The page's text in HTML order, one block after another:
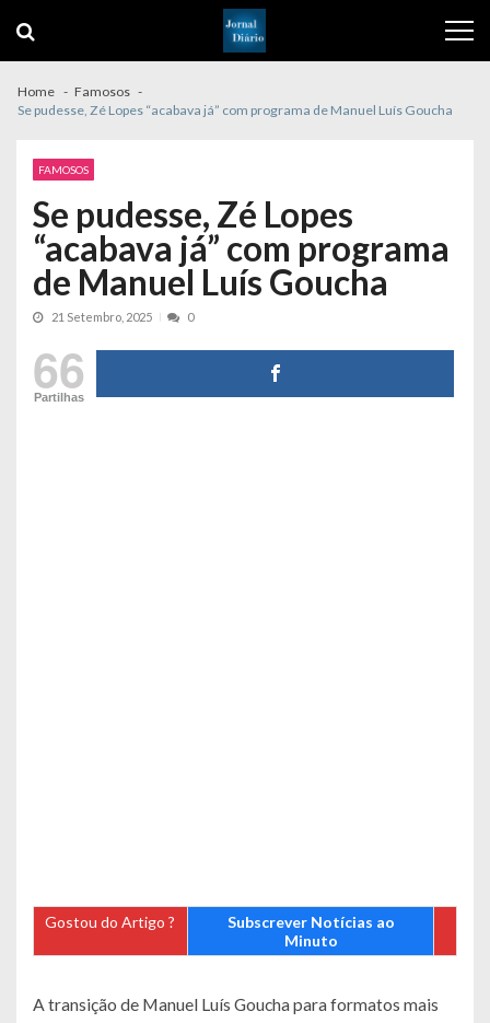
navigation
content
Home
Famosos
Se pudesse, Zé Lopes “acabava já” com programa de Manuel Luís Goucha
FAMOSOS
Se pudesse, Zé Lopes
“acabava já” com programa
de Manuel Luís Goucha
21 Setembro, 2025 0
66
Partilhas
Gostou do Artigo ?
Subscrever Notícias ao
Minuto
A transição de Manuel Luís Goucha para formatos mais